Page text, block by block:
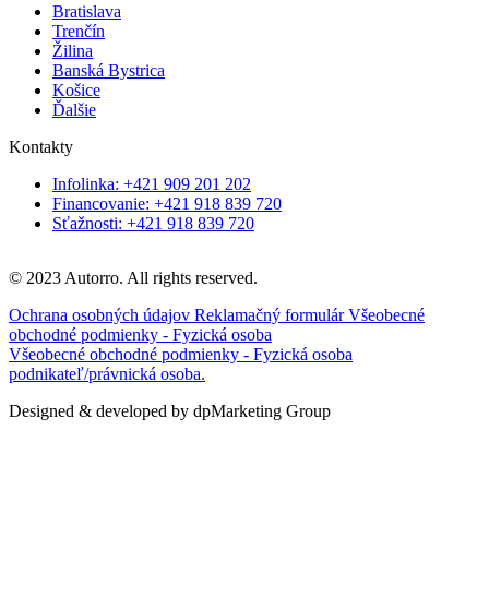
Bratislava
Trenčín
Žilina
Banská Bystrica
Košice
Ďalšie
Kontakty
Infolinka: +421 909 201 202
Financovanie: +421 918 839 720
Sťažnosti: +421 918 839 720
© 2023 Autorro. All rights reserved.
Ochrana osobných údajov Reklamačný formulárVšeobecné
obchodné podmienky - Fyzická osoba
Všeobecné obchodné podmienky - Fyzická osoba
podnikateľ/právnická osoba.
Designed & developed by dpMarketing Group